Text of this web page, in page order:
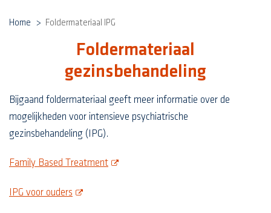
Home Foldermateriaal IPG
Foldermateriaal
gezinsbehandeling
Bijgaand foldermateriaal geeft meer informatie over de
mogelijkheden voor intensieve psychiatrische
gezinsbehandeling (IPG).
Family Based Treatmentopent deze pdf in een nieuw scherm
IPG voor ouders opent deze pdf in een nieuw scherm